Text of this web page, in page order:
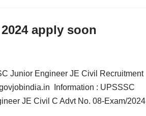
apply soon
Junior Engineer JE Civil Recruitment
Information : UPSSSC
JE Civil C Advt No. 08-Exam/2024